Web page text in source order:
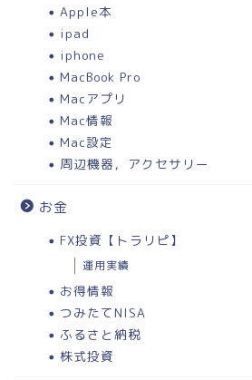
Apple本
ipad
iphone
MacBook Pro
Macアプリ
Mac情報
Mac設定
周辺機器，アクセサリー
お金
FX投資【トラリピ】
運用実績
お得情報
つみたてNISA
ふるさと納税
株式投資